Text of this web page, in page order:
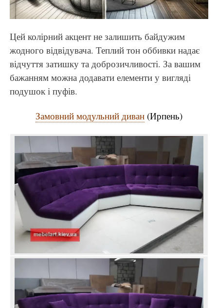
Цей колірний акцент не залишить байдужим
жодного відвідувача. Теплий тон оббивки надає
відчуття затишку та доброзичливості. За вашим
бажанням можна додавати елементи у вигляді
подушок і пуфів.
Замовний модульний диван (Ирпень)